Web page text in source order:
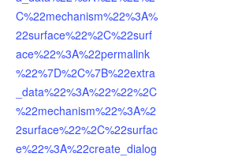
C%22mechanism%22%3A%
22surface%22%2C%22surf
ace%22%3A%22permalink
%22%7D%2C%7B%22extra
_data%22%3A%22%22%2C
%22mechanism%22%3A%2
2surface%22%2C%22surfac
e%22%3A%22create_dialog